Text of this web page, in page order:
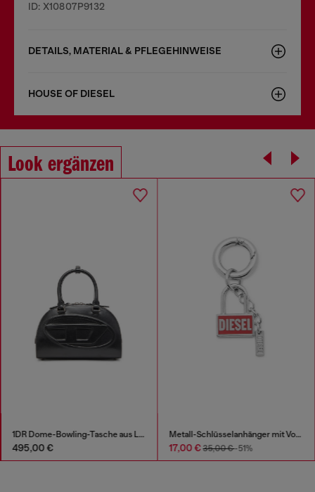
ID: X10807P9132
DETAILS, MATERIAL & PFLEGEHINWEISE
HOUSE OF DIESEL
Look ergänzen
Metallschlüsselanhänger mit D-Anhänger aus Strass
€
1DR Dome-Bowling-Tasche aus Leder
495,00 €